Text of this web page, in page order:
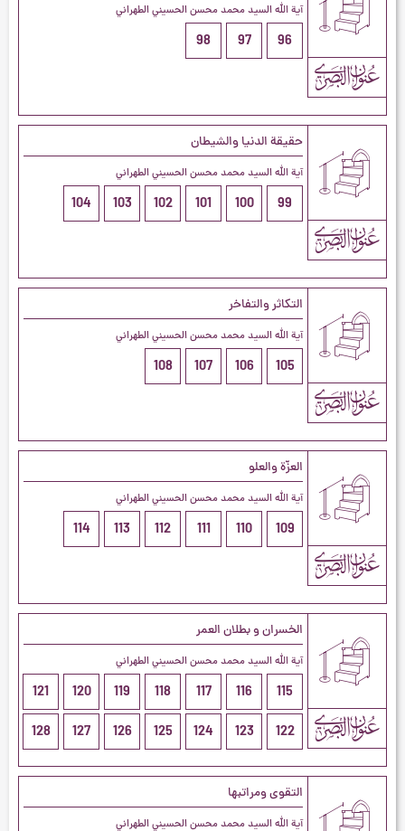
آية الله السيد محمد محسن الحسيني الطهراني
96
97
98
حقيقة الدنيا والشيطان
آية الله السيد محمد محسن الحسيني الطهراني
99
100
101
102
103
104
التكاثر والتفاخر
آية الله السيد محمد محسن الحسيني الطهراني
105
106
107
108
العزّة والعلو
آية الله السيد محمد محسن الحسيني الطهراني
109
110
111
112
113
114
الخسران و بطلان العمر
آية الله السيد محمد محسن الحسيني الطهراني
115
116
117
118
119
120
121
122
123
124
125
126
127
128
التقوى ومراتبها
آية الله السيد محمد محسن الحسيني الطهراني